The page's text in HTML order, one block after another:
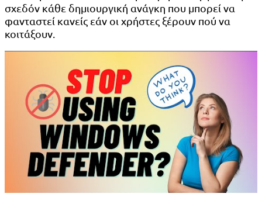
σχεδόν κάθε δημιουργική ανάγκη που μπορεί να
φανταστεί κανείς εάν οι χρήστες ξέρουν πού να
κοιτάξουν.